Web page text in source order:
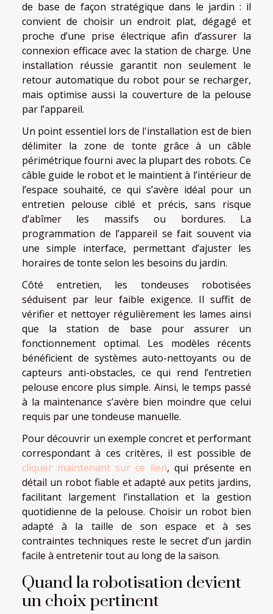
de base de façon stratégique dans le jardin : il
convient de choisir un endroit plat, dégagé et
proche d’une prise électrique afin d’assurer la
connexion efficace avec la station de charge. Une
installation réussie garantit non seulement le
retour automatique du robot pour se recharger,
mais optimise aussi la couverture de la pelouse
par l’appareil.
Un point essentiel lors de l'installation est de bien
délimiter la zone de tonte grâce à un câble
périmétrique fourni avec la plupart des robots. Ce
câble guide le robot et le maintient à l’intérieur de
l’espace souhaité, ce qui s’avère idéal pour un
entretien pelouse ciblé et précis, sans risque
d’abîmer les massifs ou bordures. La
programmation de l’appareil se fait souvent via
une simple interface, permettant d’ajuster les
horaires de tonte selon les besoins du jardin.
Côté entretien, les tondeuses robotisées
séduisent par leur faible exigence. Il suffit de
vérifier et nettoyer régulièrement les lames ainsi
que la station de base pour assurer un
fonctionnement optimal. Les modèles récents
bénéficient de systèmes auto-nettoyants ou de
capteurs anti-obstacles, ce qui rend l’entretien
pelouse encore plus simple. Ainsi, le temps passé
à la maintenance s’avère bien moindre que celui
requis par une tondeuse manuelle.
Pour découvrir un exemple concret et performant
correspondant à ces critères, il est possible de
cliquer maintenant sur ce lien, qui présente en
détail un robot fiable et adapté aux petits jardins,
facilitant largement l’installation et la gestion
quotidienne de la pelouse. Choisir un robot bien
adapté à la taille de son espace et à ses
contraintes techniques reste le secret d’un jardin
facile à entretenir tout au long de la saison.
Quand la robotisation devient
un choix pertinent